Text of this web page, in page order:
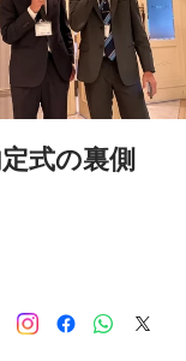
式の裏側